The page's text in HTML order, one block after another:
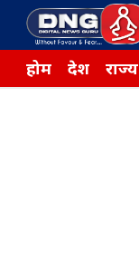
होम देश राज्य